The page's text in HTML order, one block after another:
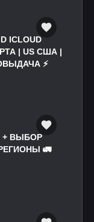
ICLOUD
| US США |
⚡️
+ ВЫБОР
🚛